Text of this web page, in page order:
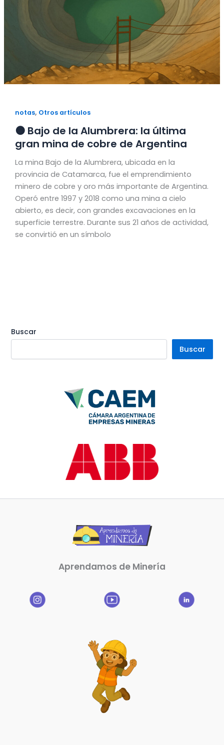
notas, Otros artículos
🟠 Bajo de la Alumbrera: la última
gran mina de cobre de Argentina
La mina Bajo de la Alumbrera, ubicada en la
provincia de Catamarca, fue el emprendimiento
minero de cobre y oro más importante de Argentina.
Operó entre 1997 y 2018 como una mina a cielo
abierto, es decir, con grandes excavaciones en la
superficie terrestre. Durante sus 21 años de actividad,
se convirtió en un símbolo
Buscar
Buscar
Aprendamos de Minería